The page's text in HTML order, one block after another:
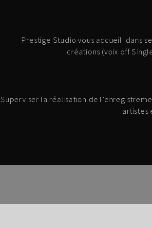
Prestige Studio vous accueil dans
créations (voix off
Superviser la réalisation de
artistes